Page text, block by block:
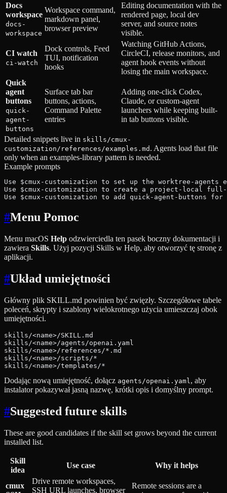
Docs
workspace
docs-
workspace
Workspace command,
markdown panel,
browser preview
Editing documentation with the
rendered page, local dev
server, and source notes
visible.
CI watch
ci-watch
Dock controls, Feed
TUI, notification
hooks
Watching GitHub Actions,
CircleCI, release monitors, and
agent hook events without
losing the main workspace.
Quick
agent
buttons
quick-
agent-
buttons
Surface tab bar
buttons, actions,
Command Palette
entries
Adding one-click Codex,
Claude, or custom-agent
launchers while keeping built-
in tab buttons visible.
Detailed snippets live in skills/cmux-
customization/references/examples.md . Agents load that file
only when an examples-library pattern is needed.
Example prompts
Use $cmux-customization to set up the worktree-agents
Use $cmux-customization to create a project-local
Use $cmux-customization to add quick-agent-buttons for
#Menu Pomoc
Menu macOS Help odzwierciedla ten pasek boczny dokumentacji i
zawiera Skills. Użyj pozycji Skills w Help, aby otworzyć tę stronę z
aplikacji.
#Układ umiejętności
Główny plik SKILL.md powinien być zwięzły. Szczegółowe tabele
poleceń, skrypty i szablony wielokrotnego użycia umieszczaj obok
umiejętności.
skills/<name>/SKILL.md
skills/<name>/agents/openai.yaml
skills/<name>/references/*.md
skills/<name>/scripts/*
skills/<name>/templates/*
Dodając nową umiejętność, dołącz agents/openai.yaml, aby
instalator pokazywał jasną nazwę, krótki opis i domyślny prompt.
#Suggested future skills
These are good candidates if the skill set grows beyond the current
installed list.
Skill
idea
Use case Why it helps
cmux
Drive remote workspaces,
SSH URL launches, browser
Remote sessions are a